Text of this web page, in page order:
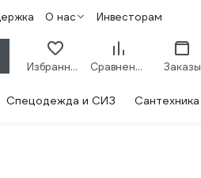
О нас Инвесторам
Избранное Сравнение Заказы
Спецодежда и СИЗ Сантехника